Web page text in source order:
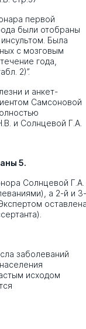
первой
бы­ли отобраны
Была
с мозговым
года,
2)”.
и анкет-
Самсоновой
и Солнцевой Г.А.
5.
Солнцевой Г.А.
а 2-й и 3-
заболеваний
исходом